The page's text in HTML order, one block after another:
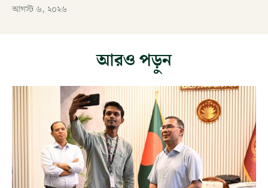
আগস্ট ৬, ২০২৬
আরও পড়ুন